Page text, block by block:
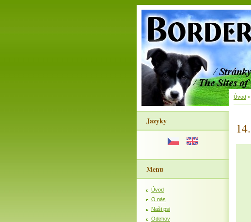
Jazyky
Menu
Úvod
O nás
Naši psi
Odchov
Úvod »